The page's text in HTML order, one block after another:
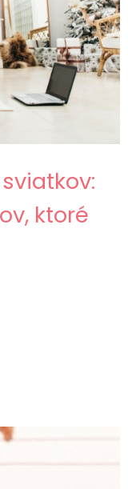
ktoré